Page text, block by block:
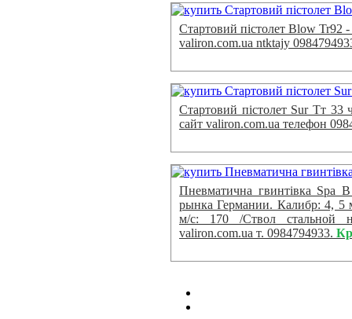
Стартовий пістолет Blow Tr92
valiron.com.ua ntktajy
Стартовий пістолет Sur Тт
сайт valiron.com.ua телефон
Пневматична гвинтівка Spa
рынка Германии. Калибр: 4,
м/с: 170 /Ствол стальной
valiron.com.ua т. 0984794933.